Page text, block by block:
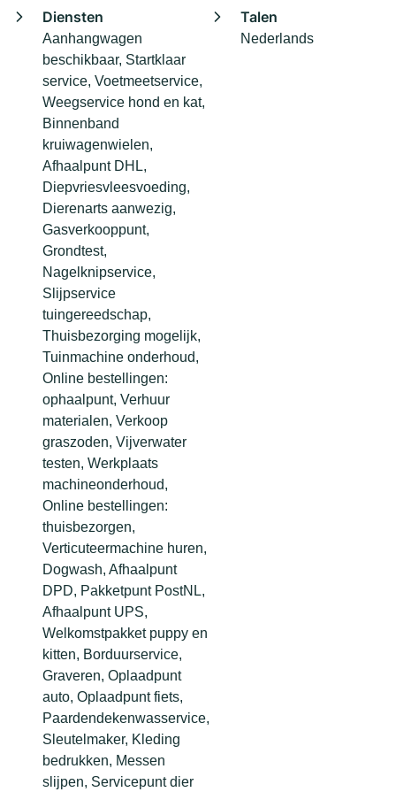
Diensten
Aanhangwagen
beschikbaar, Startklaar
service, Voetmeetservice,
Weegservice hond en kat,
Binnenband
kruiwagenwielen,
Afhaalpunt DHL,
Diepvriesvleesvoeding,
Dierenarts aanwezig,
Gasverkooppunt,
Grondtest,
Nagelknipservice,
Slijpservice
tuingereedschap,
Thuisbezorging mogelijk,
Tuinmachine onderhoud,
Online bestellingen:
ophaalpunt, Verhuur
materialen, Verkoop
graszoden, Vijverwater
testen, Werkplaats
machineonderhoud,
Online bestellingen:
thuisbezorgen,
Verticuteermachine huren,
Dogwash, Afhaalpunt
DPD, Pakketpunt PostNL,
Afhaalpunt UPS,
Welkomstpakket puppy en
kitten, Borduurservice,
Graveren, Oplaadpunt
auto, Oplaadpunt fiets,
Paardendekenwasservice,
Sleutelmaker, Kleding
bedrukken, Messen
slijpen, Servicepunt dier
Talen
Nederlands